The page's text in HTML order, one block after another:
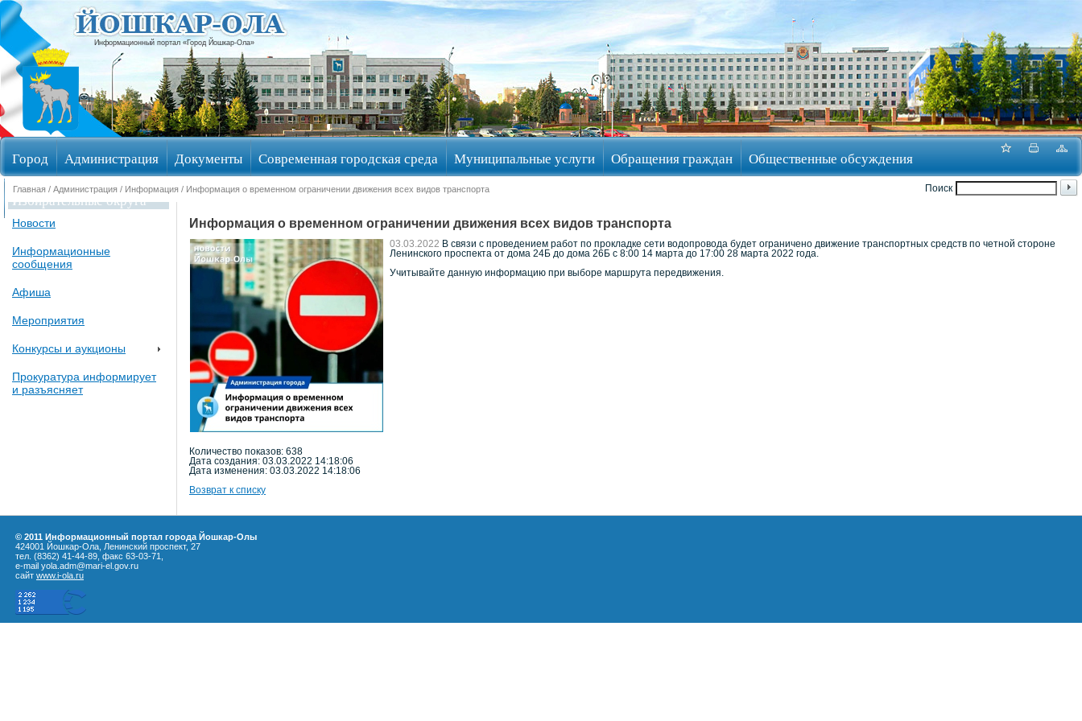
Информационный портал «Город Йошкар-Ола»
Город Администрация Документы Современная городская среда Муниципальные услуги Обращения граждан Общественные обсуждения
Избирательные округа
Поиск
Главная / Администрация / Информация / Информация о временном ограничении движения всех видов транспорта
Новости
Информационные
сообщения
Афиша
Мероприятия
Конкурсы и аукционы
Прокуратура информирует
и разъясняет
Информация о временном ограничении движения всех видов транспорта
03.03.2022 В связи с проведением работ по прокладке сети водопровода будет ограничено движение транспортных средств по четной стороне
Ленинского проспекта от дома 24Б до дома 26Б с 8:00 14 марта до 17:00 28 марта 2022 года.
Учитывайте данную информацию при выборе маршрута передвижения.
Количество показов: 638
Дата создания: 03.03.2022 14:18:06
Дата изменения: 03.03.2022 14:18:06
Возврат к списку
© 2011 Информационный портал города Йошкар-Олы
424001 Йошкар-Ола, Ленинский проспект, 27
тел. (8362) 41-44-89, факс 63-03-71,
e-mail yola.adm@mari-el.gov.ru
сайт www.i-ola.ru